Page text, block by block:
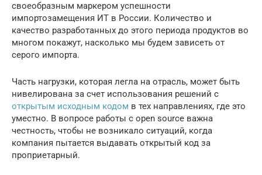
своеобразным маркером успешности
импортозамещения ИТ в России. Количество и
качество разработанных до этого периода продуктов во
многом покажут, насколько мы будем зависеть от
серого импорта.
Часть нагрузки, которая легла на отрасль, может быть
нивелирована за счет использования решений с
открытым исходным кодом в тех направлениях, где это
уместно. В вопросе работы с open source важна
честность, чтобы не возникало ситуаций, когда
компания пытается выдавать открытый код за
проприетарный.